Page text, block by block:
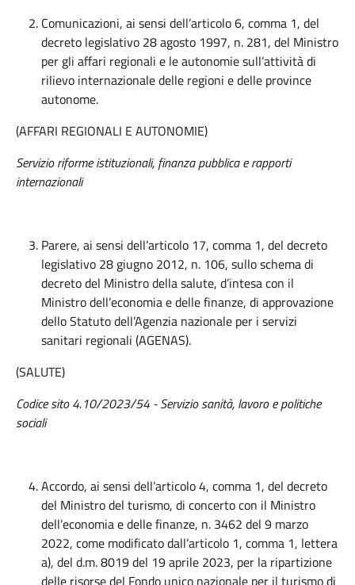
Comunicazioni, ai sensi dell’articolo 6, comma 1, del
decreto legislativo 28 agosto 1997, n. 281, del Ministro
per gli affari regionali e le autonomie sull’attività di
rilievo internazionale delle regioni e delle province
autonome.
(AFFARI REGIONALI E AUTONOMIE)
Servizio riforme istituzionali, finanza pubblica e rapporti
internazionali
Parere, ai sensi dell’articolo 17, comma 1, del decreto
legislativo 28 giugno 2012, n. 106, sullo schema di
decreto del Ministro della salute, d’intesa con il
Ministro dell’economia e delle finanze, di approvazione
dello Statuto dell’Agenzia nazionale per i servizi
sanitari regionali (AGENAS).
(SALUTE)
Codice sito4.10/2023/54 - Servizio sanità, lavoro e politiche
sociali
Accordo, ai sensi dell’articolo 4, comma 1, del decreto
del Ministro del turismo, di concerto con il Ministro
dell’economia e delle finanze, n. 3462 del 9 marzo
2022, come modificato dall’articolo 1, comma 1, lettera
a), del d.m. 8019 del 19 aprile 2023, per la ripartizione
delle risorse del Fondo unico nazionale per il turismo di